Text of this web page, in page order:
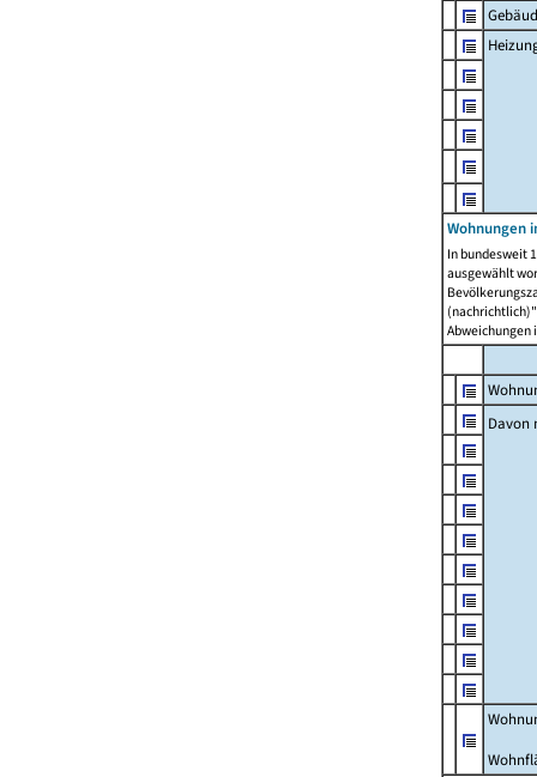
Wohnungen
In bundesweit
ausgewählt
Abweichungen
Davon